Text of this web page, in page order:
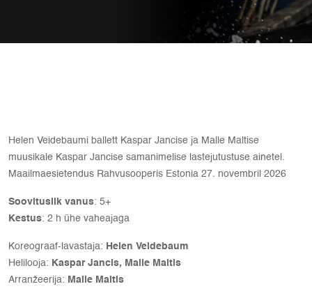
Helen Veidebaumi ballett Kaspar Jancise ja Malle Maltise
muusikale Kaspar Jancise samanimelise lastejutustuse ainetel.
Maailmaesietendus Rahvusooperis Estonia 27. novembril 2026
Soovituslik vanus: 5+
Kestus: 2 h ühe vaheajaga
Koreograaf-lavastaja: Helen Veidebaum
Helilooja: Kaspar Jancis, Malle Maltis
Arranžeerija: Malle Maltis